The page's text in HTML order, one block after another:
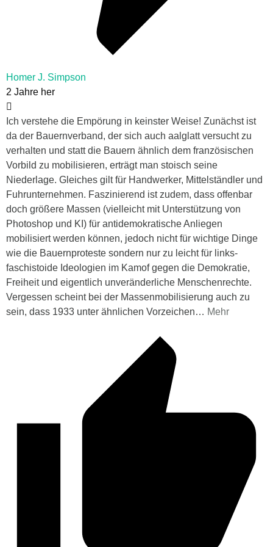
Homer J. Simpson
2 Jahre her
Ich verstehe die Empörung in keinster Weise! Zunächst ist
da der Bauernverband, der sich auch aalglatt versucht zu
verhalten und statt die Bauern ähnlich dem französischen
Vorbild zu mobilisieren, erträgt man stoisch seine
Niederlage. Gleiches gilt für Handwerker, Mittelständler und
Fuhrunternehmen. Faszinierend ist zudem, dass offenbar
doch größere Massen (vielleicht mit Unterstützung von
Photoshop und KI) für antidemokratische Anliegen
mobilisiert werden können, jedoch nicht für wichtige Dinge
wie die Bauernproteste sondern nur zu leicht für links-
faschistoide Ideologien im Kamof gegen die Demokratie,
Freiheit und eigentlich unveränderliche Menschenrechte.
Vergessen scheint bei der Massenmobilisierung auch zu
sein, dass 1933 unter ähnlichen Vorzeichen… Mehr